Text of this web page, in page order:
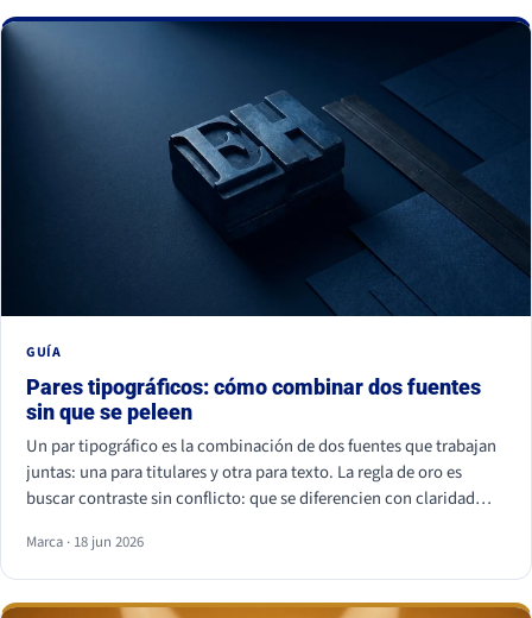
La buena noticia: todos se corrigen con criterio, no con
presupuesto.
GUÍA
Pares tipográficos: cómo combinar dos fuentes
sin que se peleen
Un par tipográfico es la combinación de dos fuentes que trabajan
juntas: una para titulares y otra para texto. La regla de oro es
buscar contraste sin conflicto: que se diferencien con claridad
combinación más segura es serif para titular y sans serif para
texto, o al revés. Lo que nunca funciona es juntar dos fuentes
parecidas pero no iguales: el ojo nota el choque aunque no sepa
Marca · 18 jun 2026